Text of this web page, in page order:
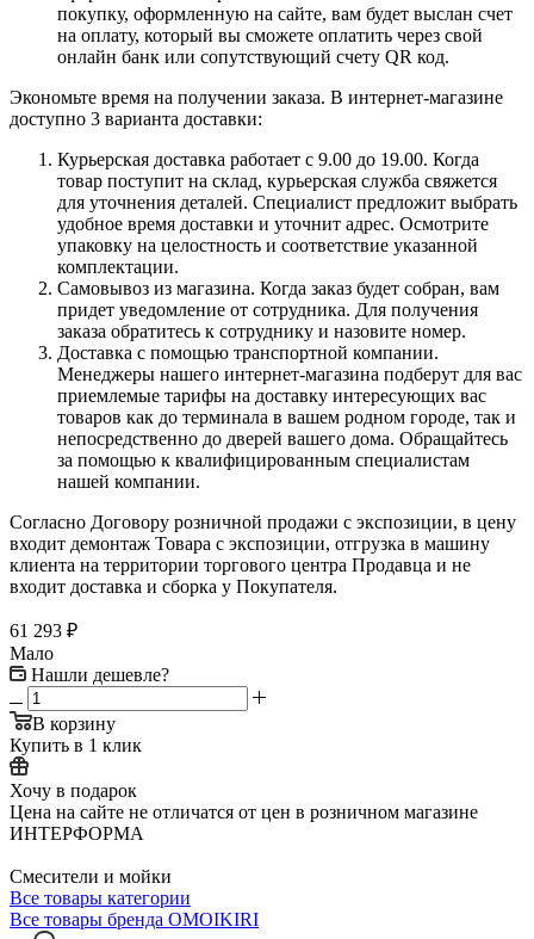
покупку, оформленную на сайте, вам будет выслан счет
на оплату, который вы сможете оплатить через свой
онлайн банк или сопутствующий счету QR код.
Экономьте время на получении заказа. В интернет-магазине
доступно 3 варианта доставки:
Курьерская доставка работает с 9.00 до 19.00. Когда
товар поступит на склад, курьерская служба свяжется
для уточнения деталей. Специалист предложит выбрать
удобное время доставки и уточнит адрес. Осмотрите
упаковку на целостность и соответствие указанной
комплектации.
Самовывоз из магазина. Когда заказ будет собран, вам
придет уведомление от сотрудника. Для получения
заказа обратитесь к сотруднику и назовите номер.
Доставка с помощью транспортной компании.
Менеджеры нашего интернет-магазина подберут для вас
приемлемые тарифы на доставку интересующих вас
товаров как до терминала в вашем родном городе, так и
непосредственно до дверей вашего дома. Обращайтесь
за помощью к квалифицированным специалистам
нашей компании.
Согласно Договору розничной продажи с экспозиции, в цену
входит демонтаж Товара с экспозиции, отгрузка в машину
клиента на территории торгового центра Продавца и не
входит доставка и сборка у Покупателя.
61 293 ₽
Мало
Нашли дешевле?
В корзину
Купить в 1 клик
Хочу в подарок
Цена на сайте не отличатся от цен в розничном магазине
ИНТЕРФОРМА
Смесители и мойки
Все товары категории
Все товары бренда OMOIKIRI